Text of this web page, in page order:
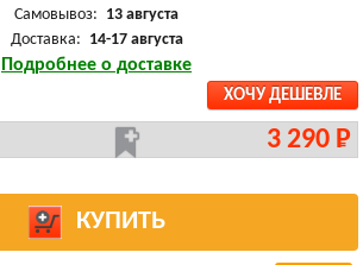
Самовывоз: 13 августа
Доставка: 14-17 августа
Подробнее о доставке
ХОЧУ ДЕШЕВЛЕ
3 290 Р
КУПИТЬ